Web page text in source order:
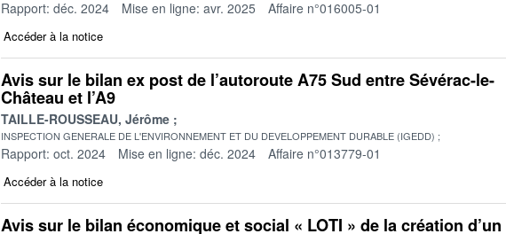
Rapport: déc. 2024 Mise en ligne: avr. 2025 Affaire n°016005-01
Accéder à la notice
Avis sur le bilan ex post de l’autoroute A75 Sud entre Sévérac-le-
Château et l’A9
TAILLE-ROUSSEAU, Jérôme
INSPECTION GENERALE DE L'ENVIRONNEMENT ET DU DEVELOPPEMENT DURABLE (IGEDD)
Rapport: oct. 2024 Mise en ligne: déc. 2024 Affaire n°013779-01
Accéder à la notice
Avis sur le bilan économique et social « LOTI » de la création d’un